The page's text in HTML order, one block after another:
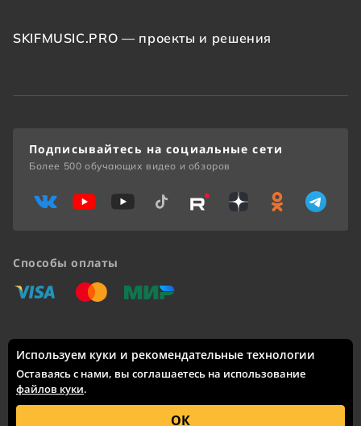
SKIFMUSIC.PRO — проекты и решения
© 2005 – 2026 Каталог интернет-сайта
Доставка по России: Москва, Санкт-Петербург, Новосибирск,
Екатеринбург, Казань, Нижний Новгород, Челябинск,
Красноярск, Самара, Уфа, Ростов-на-Дону, Омск, Краснодар,
Воронеж, Волгоград, Пермь и другие города.
Способы оплаты
«Виза» «Мастеркард»
«Мир»
Подписывайтесь на социальные сети
Более 500 обучающих видео и обзоров
Используем куки и рекомендательные технологии
Оставаясь с нами, вы соглашаетесь на использование
файлов куки.
ОК